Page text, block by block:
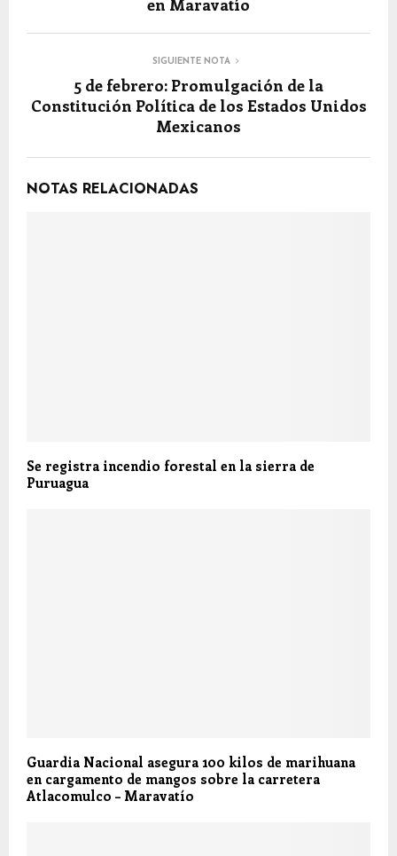
en Maravatío
SIGUIENTE NOTA
5 de febrero: Promulgación de la
Constitución Política de los Estados Unidos
Mexicanos
NOTAS RELACIONADAS
Se registra incendio forestal en la sierra de
Puruagua
Guardia Nacional asegura 100 kilos de marihuana
en cargamento de mangos sobre la carretera
Atlacomulco – Maravatío